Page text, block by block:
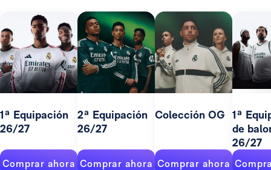
1ª Equipación
26/27
Comprar ahora
2ª Equipación
26/27
Comprar ahora
Colección OG
Comprar ahora
1ª
de
26/27